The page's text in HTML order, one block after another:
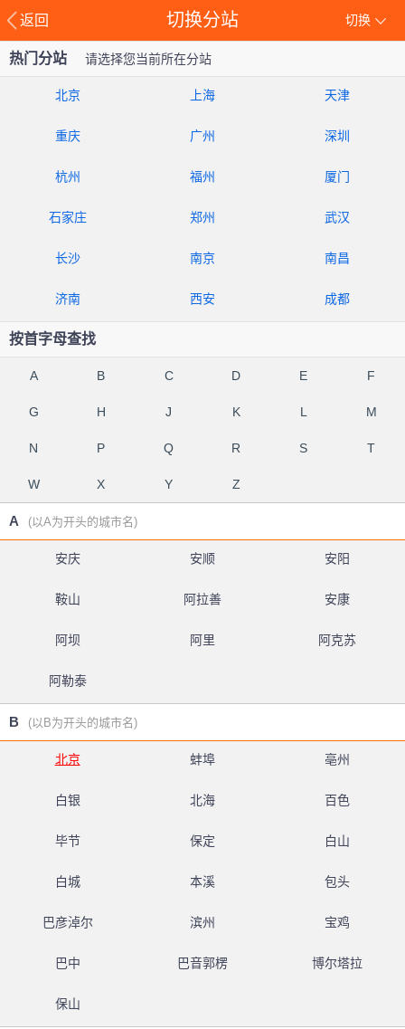
返回 切换
切换分站
热门分站 请选择您当前所在分站
北京 上海 天津
重庆 广州 深圳
杭州 福州 厦门
石家庄 郑州 武汉
长沙 南京 南昌
济南 西安 成都
按首字母查找
A B C D E F
G H J K L M
N P Q R S T
W X Y Z
A (以A为开头的城市名)
安庆 安顺 安阳
鞍山 阿拉善 安康
阿坝 阿里 阿克苏
阿勒泰
B (以B为开头的城市名)
北京 蚌埠 亳州
白银 北海 百色
毕节 保定 白山
白城 本溪 包头
巴彦淖尔 滨州 宝鸡
巴中 巴音郭楞 博尔塔拉
保山